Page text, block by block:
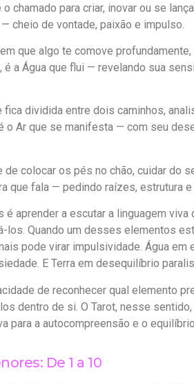
chamado para criar, inovar ou se
cheio de vontade, paixão e impulso.
que algo te comove profundamente,
é a Água que flui — revelando sua
dividida entre dois caminhos,
o Ar que se manifesta — com seu
colocar os pés no chão, cuidar do
que fala — pedindo raízes, estrutura e
aprender a escutar a linguagem viva
los. Quando um desses elementos
pode virar impulsividade. Água em
E Terra em desequilíbrio
de reconhecer qual elemento
dentro de si. O Tarot, nesse
para a autocompreensão e o
De 1 a 10